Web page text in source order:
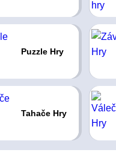
Puzzle Hry
Tahače Hry